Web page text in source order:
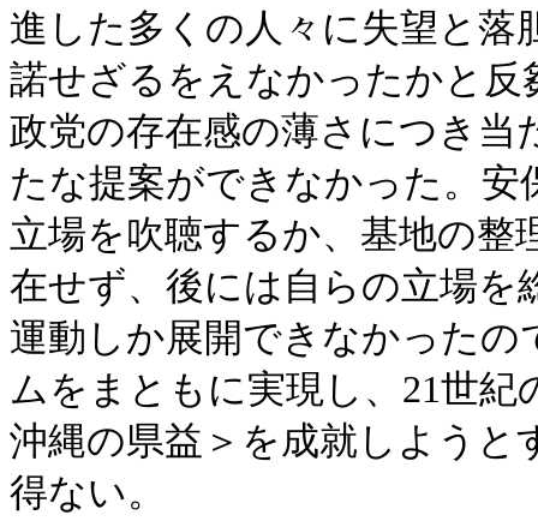
進した多くの人々に失望と落
諾せざるをえなかったかと
政党の存在感の薄さにつき当
たな提案ができなかった。安
立場を吹聴するか、基地の整
在せず、後には自らの立場
運動しか展開できなかった
ムをまともに実現し、21世
沖縄の県益＞を成就しよう
得ない。